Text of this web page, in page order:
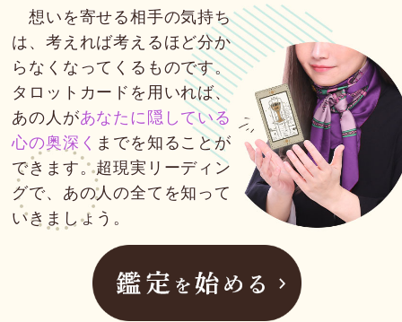
想いを寄せる相手の気持ち
は、考えれば考えるほど分か
らなくなってくるものです。
タロットカードを用いれば、
あの人があなたに隠している
心の奥深く までを知ることが
できます。超現実リーディン
グで、あの人の全てを知って
いきましょう。